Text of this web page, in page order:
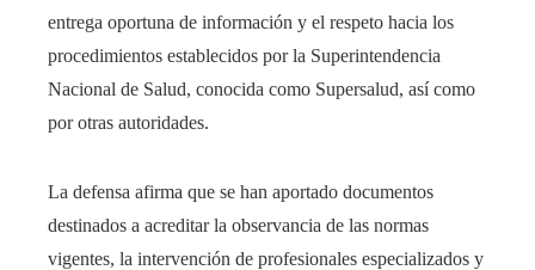
entrega oportuna de información y el respeto hacia los
procedimientos establecidos por la Superintendencia
Nacional de Salud, conocida como Supersalud, así como
por otras autoridades.
La defensa afirma que se han aportado documentos
destinados a acreditar la observancia de las normas
vigentes, la intervención de profesionales especializados y